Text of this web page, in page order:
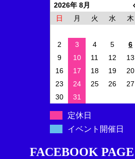
2026年 8月
日
月 火 水 木
2
3 4 5 6
9
10 11 12 13
16
17 18 19 20
23
24 25 26 27
30
31
定休日
イベント開催日
FACEBOOK PAGE